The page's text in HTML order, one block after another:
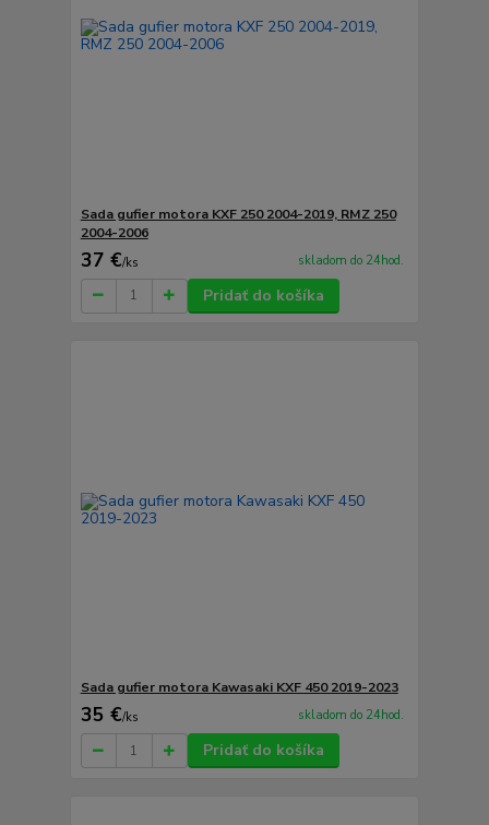
Sada gufier motora KXF 250 2004-2019, RMZ 250
2004-2006
37 €/ks skladom do 24hod.
Pridať do košíka
Sada gufier motora Kawasaki KXF 450 2019-2023
35 €/ks skladom do 24hod.
Pridať do košíka